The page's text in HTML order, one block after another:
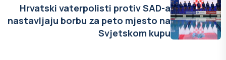
Hrvatski vaterpolisti protiv SAD-a
nastavljaju borbu za peto mjesto na
Svjetskom kupu